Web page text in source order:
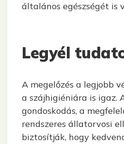
általános egészségét is
Legyél
A megelőzés a legjobb
a szájhigiéniára is igaz.
gondoskodás, a
rendszeres állatorvosi
biztosítják, hogy